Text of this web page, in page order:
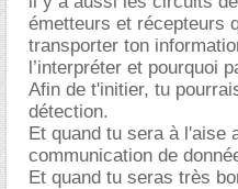
émetteurs et récepteurs
transporter ton
l’interpréter et pourquoi
Afin de t'initier, tu
détection.
Et quand tu sera à l'aise
communication de
Et quand tu seras très